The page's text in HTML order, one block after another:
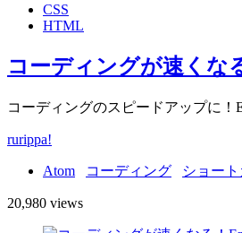
CSS
HTML
コーディングが速くな
コーディングのスピードアップに！
rurippa!
Atom コーディング ショート
20,980 views